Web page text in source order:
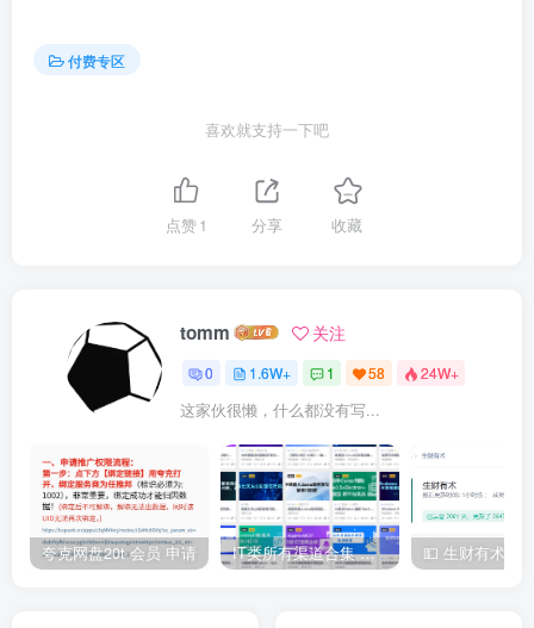
付费专区
喜欢就支持一下吧
点赞1 分享 收藏
tomm 关注
0 1.6W+ 1 58 24W+
这家伙很懒，什么都没有写...
夸克网盘20t 会员 申请 IT类所有渠道合集 持续日更，目前近四千多条资源 年费用户微信私信获取权限